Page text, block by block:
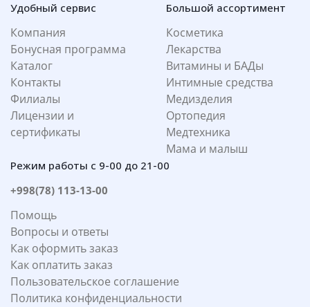
Удобный сервис
Компания
Бонусная программа
Каталог
Контакты
Филиалы
Лицензии и
сертификаты
Большой ассортимент
Косметика
Лекарства
Витамины и БАДы
Интимные средства
Медизделия
Ортопедия
Медтехника
Мама и малыш
Режим работы с 9-00 до 21-00
+998(78) 113-13-00
Помощь
Вопросы и ответы
Как оформить заказ
Как оплатить заказ
Пользовательское соглашение
Политика конфиденциальности